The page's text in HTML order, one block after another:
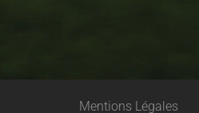
Mentions Légales